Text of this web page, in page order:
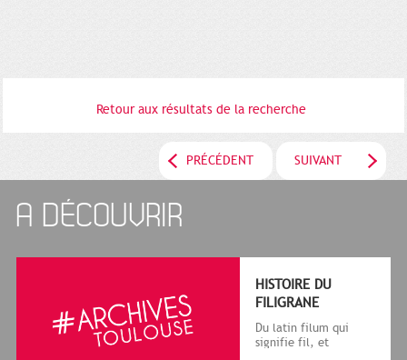
Retour aux résultats de la recherche
PRÉCÉDENT SUIVANT
A DÉCOUVRIR
HISTOIRE DU
FILIGRANE
Du latin filum qui
signifie fil, et